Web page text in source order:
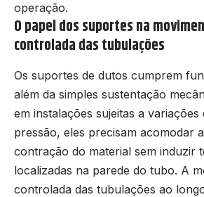
operação.
O papel dos suportes na
controlada das tubulações
Os suportes de dutos cumprem
além da simples sustentação
em instalações sujeitas a
pressão, eles precisam acomodar
contração do material sem induzir
localizadas na parede do tubo. A
controlada das tubulações ao